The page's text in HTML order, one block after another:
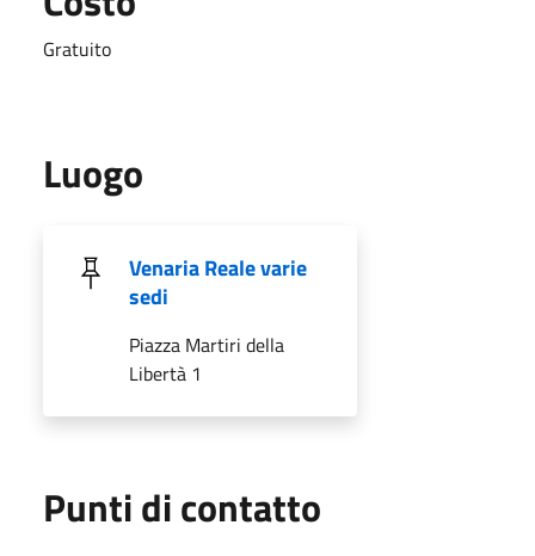
Gratuito
Luogo
Venaria Reale varie
sedi
Piazza Martiri della
Libertà 1
Punti di contatto